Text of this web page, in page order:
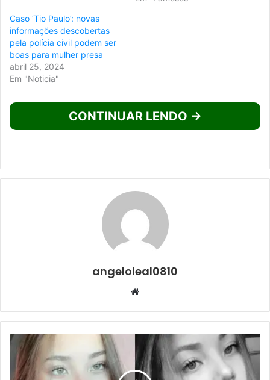
Caso ‘Tio Paulo’: novas
informações descobertas
pela polícia civil podem ser
boas para mulher presa
abril 25, 2024
Em "Noticia"
CONTINUAR LENDO →
angeloleal0810
Website